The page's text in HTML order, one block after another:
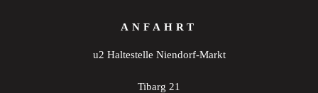
ANFAHRT
u2 Haltestelle Niendorf-Markt
Tibarg 21